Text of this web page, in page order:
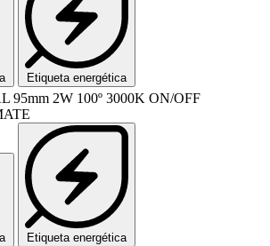
Etiqueta energética
95mm 2W 100º 3000K ON/OFF
Etiqueta energética